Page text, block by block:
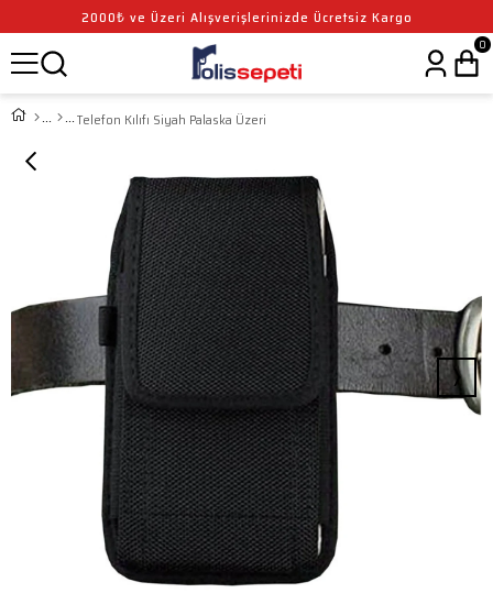
2000₺ ve Üzeri Alışverişlerinizde Ücretsiz Kargo
0
Telefon Kılıfı Siyah Palaska Üzeri
›